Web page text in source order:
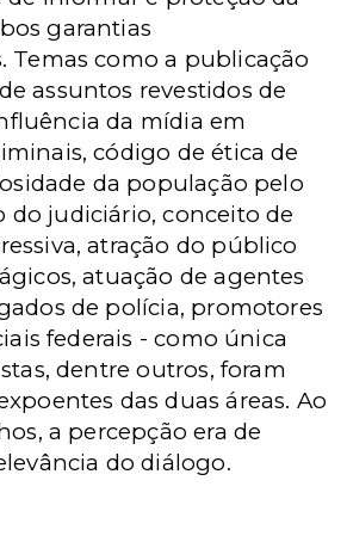
garantias
Temas como a publicação
assuntos revestidos de
da mídia em
código de ética de
da população pelo
judiciário, conceito de
atração do público
atuação de agentes
de polícia, promotores
federais - como única
dentre outros, foram
das duas áreas. Ao
a percepção era de
do diálogo.